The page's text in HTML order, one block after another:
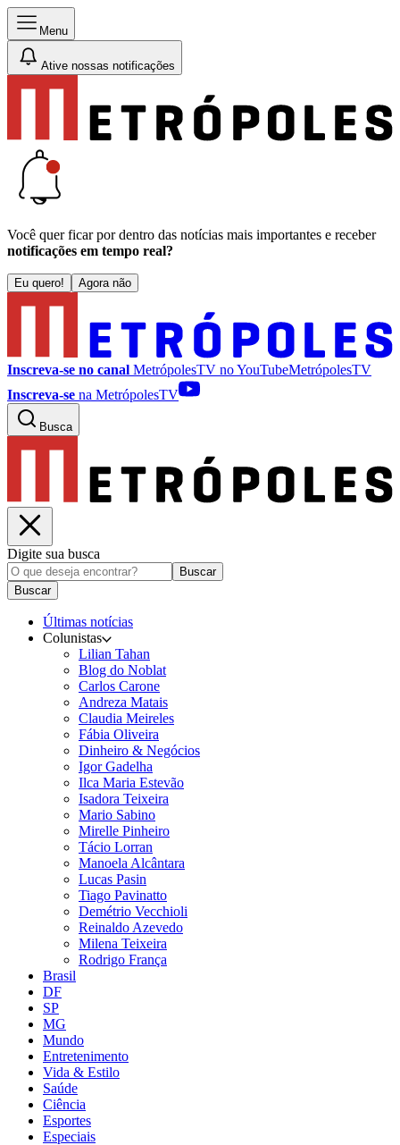
Menu
Ative nossas notificações
Você quer ficar por dentro das notícias mais importantes e receber
notificações em tempo real?
Eu quero! Agora não
Inscreva-se no canal MetrópolesTV noYouTubeMetrópolesTV
Inscreva-se na MetrópolesTV
Busca
Digite sua busca
Buscar
Buscar
Últimas notícias
Colunistas
Lilian Tahan
Blog do Noblat
Carlos Carone
Andreza Matais
Claudia Meireles
Fábia Oliveira
Dinheiro & Negócios
Igor Gadelha
Ilca Maria Estevão
Isadora Teixeira
Mario Sabino
Mirelle Pinheiro
Tácio Lorran
Manoela Alcântara
Lucas Pasin
Tiago Pavinatto
Demétrio Vecchioli
Reinaldo Azevedo
Milena Teixeira
Rodrigo França
Brasil
DF
SP
MG
Mundo
Entretenimento
Vida & Estilo
Saúde
Ciência
Esportes
Especiais